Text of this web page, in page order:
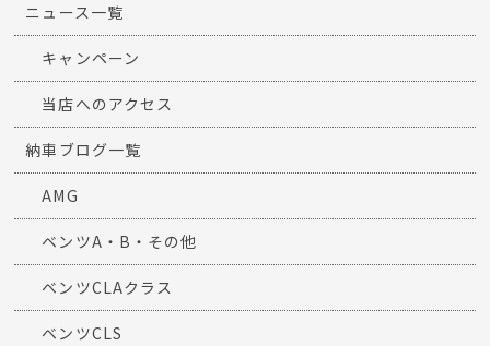
ニュース一覧
キャンペーン
当店へのアクセス
納車ブログ一覧
AMG
ベンツA・B・その他
ベンツCLAクラス
ベンツCLS